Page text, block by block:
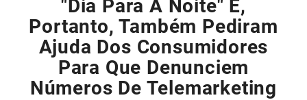
"dia Para A Noite" E,
Portanto, Também Pediram
Ajuda Dos Consumidores
Para Que Denunciem
Números De Telemarketing